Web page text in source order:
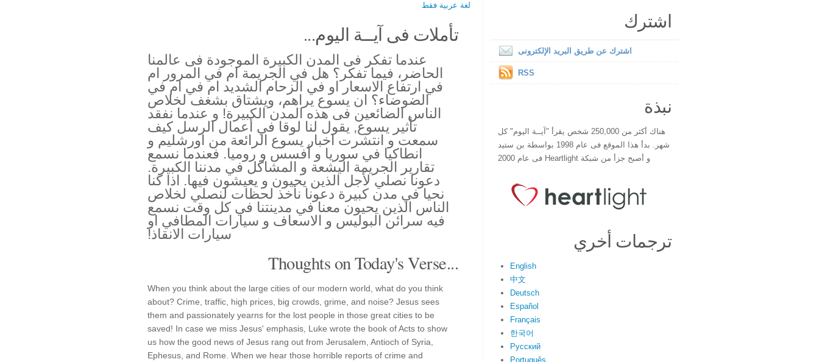
لغة عربية فقط
تأملات فى آيــة اليوم...
عندما تفكر فى المدن الكبيرة الموجودة فى عالمنا
الحاضر، فيما تفكر؟ هل في الجريمة ام في المرور ام
في ارتفاع الاسعار او في الزحام الشديد ام في ام في
الضوضاء؟ ان يسوع يراهم، ويشتاق بشغف لخلاص
الناس الضائعين فى هذه المدن الكبيرة! و عندما نفقد
تأثير يسوع, يقول لنا لوقا في أعمال الرسل كيف
سمعت و انتشرت اخبار يسوع الرائعة من اورشليم و
انطاكيا في سوريا و أفسس و روميا. فعندما نسمع
تقارير الجريمة اليشعة و المشاكل في مدننا الكبيرة.
دعونا نصلي لأجل الذين يحيون و يعيشون فيها. اذا كنا
نحيا في مدن كبيرة دعونا نأخذ لحظات لنصلي لخلاص
الناس الذين يحيون معنا في مدينتنا في كل وقت نسمع
فيه سرائن البوليس و الاسعاف و سيارات المطافي او
سيارات الانقاذ!
Thoughts on Today's Verse...
When you think about the large cities of our modern world, what do you think
about? Crime, traffic, high prices, big crowds, grime, and noise? Jesus sees
them and passionately yearns for the lost people in those great cities to be
saved! In case we miss Jesus' emphasis, Luke wrote the book of Acts to show
us how the good news of Jesus rang out from Jerusalem, Antioch of Syria,
Ephesus, and Rome. When we hear those horrible reports of crime and
اشترك
اشترك عن طريق البريد الإلكترونى
RSS
نبذة
هناك أكثر من 250,000 شخص يقرأ "آيــة اليوم" كل
شهر. بدأ هذا الموقع فى عام 1998 بواسطة بن ستيد
و أصبح جزأ من شبكة Heartlight فى عام 2000
ترجمات أخري
English
中文
Deutsch
Español
Français
한국어
Русский
Português